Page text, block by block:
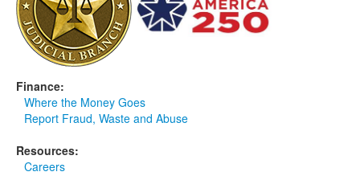
Finance:
Where the Money Goes
Report Fraud, Waste and Abuse
Resources:
Careers